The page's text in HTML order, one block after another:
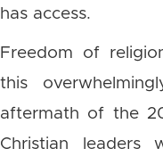
has access.
Freedom of
this
aftermath of the
Christian